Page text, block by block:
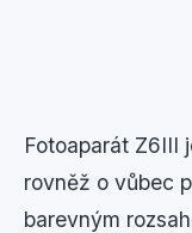
Fotoaparát Z6III
rovněž o vůbec
barevným